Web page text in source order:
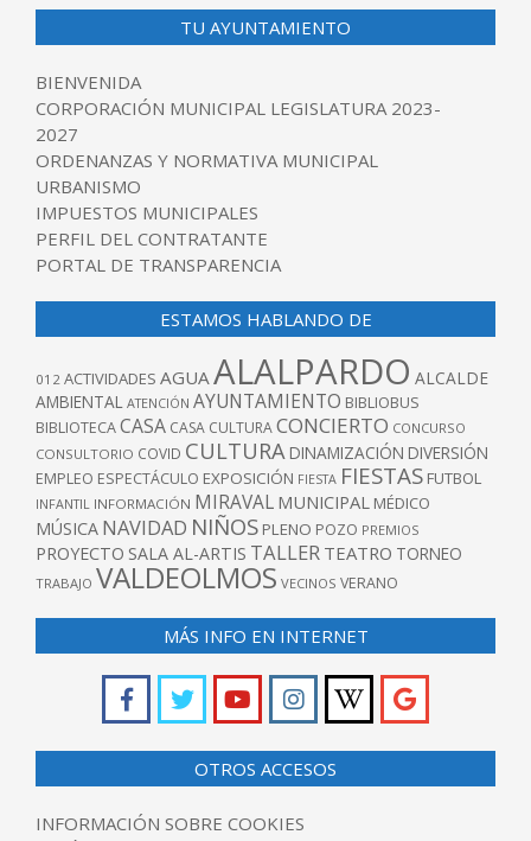
TU AYUNTAMIENTO
BIENVENIDA
CORPORACIÓN MUNICIPAL LEGISLATURA 2023-
2027
ORDENANZAS Y NORMATIVA MUNICIPAL
URBANISMO
IMPUESTOS MUNICIPALES
PERFIL DEL CONTRATANTE
PORTAL DE TRANSPARENCIA
ESTAMOS HABLANDO DE
012 ACTIVIDADES AGUAALALPARDO ALCALDE
AMBIENTAL ATENCIÓN AYUNTAMIENTO BIBLIOBUS
BIBLIOTECACASA CASA CULTURACONCIERTO CONCURSO
CONSULTORIO COVID CULTURA DINAMIZACIÓN DIVERSIÓN
EMPLEO ESPECTÁCULO EXPOSICIÓN FIESTA FIESTAS FUTBOL
INFANTIL INFORMACIÓN MIRAVAL MUNICIPAL MÉDICO
MÚSICA NAVIDAD NIÑOS PLENO POZO PREMIOS
PROYECTO SALA AL-ARTIS TALLER TEATRO TORNEO
TRABAJO VALDEOLMOS VECINOS VERANO
MÁS INFO EN INTERNET
OTROS ACCESOS
INFORMACIÓN SOBRE COOKIES